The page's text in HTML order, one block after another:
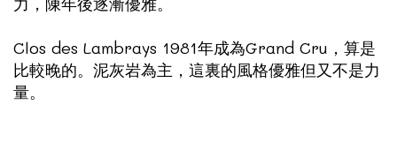
Clos des Lambrays 1981年成為Grand Cru，算是
比較晚的。泥灰岩為主，這裏的風格優雅但又不是力
量。